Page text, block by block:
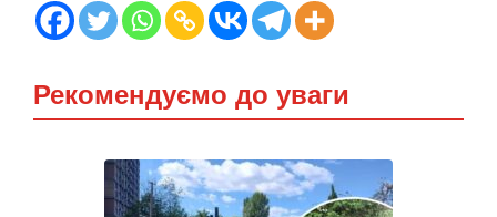
Рекомендуємо до уваги